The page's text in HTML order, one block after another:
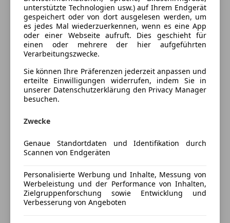
Einparkhilfe Sensoren hinten
Elektrische Heckklappe
Elektrische Seitenspiegel
Klimaautomatik
Navigationssystem
Schlüssellose Zentralverriegelung
Sitzheizung
Start/Stop-Automatik
Unterhaltung/Media
Induktionsladen für Smartphones
MP3
Soundsystem
Volldigitales Kombiinstrument
Farbe und Innenausstattung
Außenfarbe
Schwarz
Lackierung
Metallic
Fahrzeugbeschreibung
Ihr Audi Team:
Günter Kleinschuster, Tel. 0664/11 08 269
Preisbewertung
Mehr anzeigen
unterstützte Technologien usw.) auf Ihrem Endgerät
gespeichert oder von dort ausgelesen werden, um
es jedes Mal wiederzuerkennen, wenn es eine App
oder einer Webseite aufruft. Dies geschieht für
einen oder mehrere der hier aufgeführten
Verarbeitungszwecke.
Sie können Ihre Präferenzen jederzeit anpassen und
erteilte Einwilligungen widerrufen, indem Sie in
unserer Datenschutzerklärung den Privacy Manager
besuchen.
Zwecke
Genaue Standortdaten und Identifikation durch
Scannen von Endgeräten
Personalisierte Werbung und Inhalte, Messung von
Werbeleistung und der Performance von Inhalten,
Zielgruppenforschung sowie Entwicklung und
Verbesserung von Angeboten